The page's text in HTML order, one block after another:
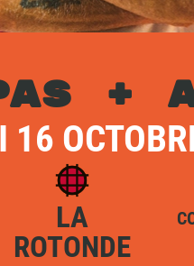
+
16
LA
ROTONDE